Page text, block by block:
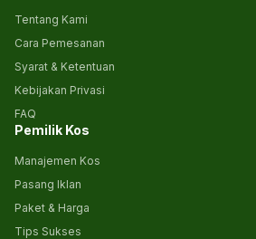
Tentang Kami
Cara Pemesanan
Syarat & Ketentuan
Kebijakan Privasi
FAQ
Pemilik Kos
Manajemen Kos
Pasang Iklan
Paket & Harga
Tips Sukses